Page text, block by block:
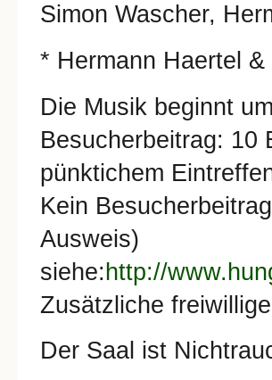
Simon Wascher,
* Hermann Haertel
Die Musik beginnt
Besucherbeitrag: 10
pünktichem
Kein
Ausweis)
siehe: http://
Zusätzliche
Der Saal ist